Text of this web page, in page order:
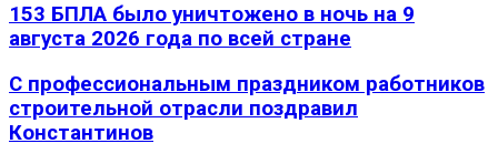
153 БПЛА было уничтожено в ночь на 9
августа 2026 года по всей стране
С профессиональным праздником работников
строительной отрасли поздравил
Константинов